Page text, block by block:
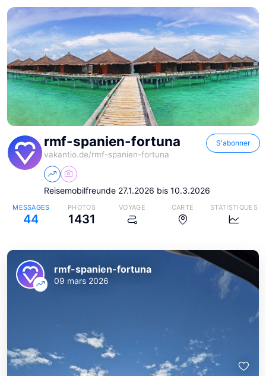
rmf-spanien-fortuna
vakantio.de/rmf-spanien-fortuna
S'abonner
Reisemobilfreunde 27.1.2026 bis 10.3.2026
MESSAGES
44
PHOTOS
1431
VOYAGE CARTE STATISTIQUES
rmf-spanien-fortuna
09 mars 2026